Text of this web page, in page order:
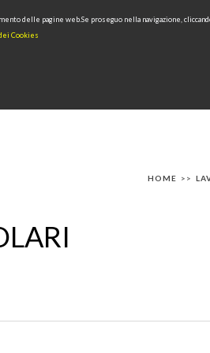
HOME >>
delle pagine web.Se proseguo nella navigazione,
Cookies